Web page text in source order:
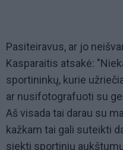
Pasiteiravus, ar jo
Kasparaitis atsakė:
sportininkų, kurie
ar nusifotografuoti su
Aš visada tai darau su
kažkam tai gali suteikti
siekti sportinių